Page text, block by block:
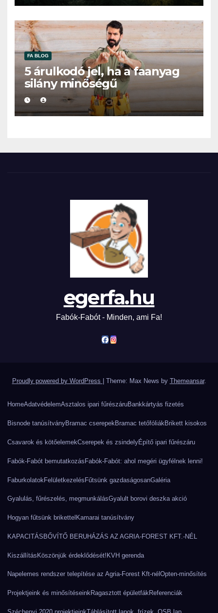
FA BLOG
5 árulkodó jel, ha a faanyag
silány minőségű
egerfa.hu
Fabók-Fabót - Minden, ami Fa!
Proudly powered by WordPress Theme: Max News by Themeansar.
HomeAdatvédelemAsztalos ipari fűrészáruBankkártyás fizetés
Bisnode tanúsítványBramac cserepekBramac tetőfóliákBrikett kisokos
Csavarok és kötőelemekCserepek és zsindelyÉpítő ipari fűrészáru
Fabók-Fabót bemutatkozásFabók-Fabót: ahol megéri ügyfélnek lenni!
FaburkolatokFelületkezelésFűtsünk gazdaságosanGaléria
Gyalulás, fűrészelés, megmunkálásGyalult borovi deszka akció
Hogyan fűtsünk brikettel Kamarai tanúsítvány
KAPACITÁSBŐVÍTŐ BERUHÁZÁS AZ AGRIA-FOREST KFT.-NÉL
KiszállításKöszönjük érdeklődését!KVH gerenda
Napelemes rendszer telepítése az Agria-Forest Kft-nél Opten-minősítés
Projektjeink és minősítéseinkRagasztott épületfákReferenciák